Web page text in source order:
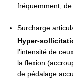
fréquemment,
Surcharge
Hyper-
l'intensité de
la flexion
de pédalage